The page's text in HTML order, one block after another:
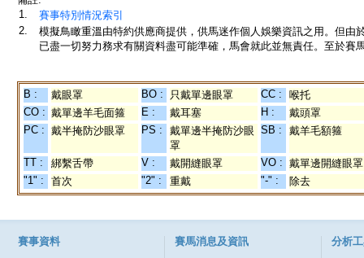
1.
賽事特別情況索引
2.
模擬鳥瞰重溫由特約供應商提供，供馬迷作個人娛樂資訊之用。但
已盡一切努力務求有關資料盡可能準確，馬會就此並無責任。至於賽
B : 戴眼罩 BO : 只戴單邊眼罩 CC :
喉托
CO : 戴單邊羊毛面箍 E : 戴耳塞 H :
戴頭罩
PC : 戴半掩防沙眼罩 PS :
戴單邊半掩防沙眼
罩
SB : 戴羊毛額箍
TT : 綁繫舌帶 V : 戴開縫眼罩 VO : 戴單邊開縫眼罩
"1" :
首次 "2" : 重戴 "-" : 除去
賽事資料 賽馬消息及資訊 分析